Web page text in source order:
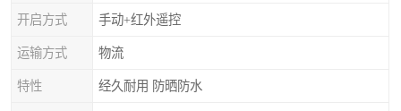
开启方式 手动+红外遥控
运输方式 物流
特性 经久耐用 防晒防水